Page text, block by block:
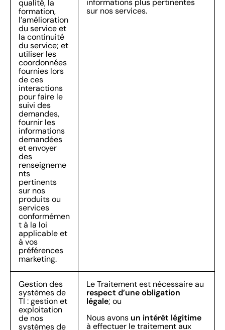
qualité, la
formation,
l’amélioration
du service et
la continuité
du service; et
utiliser les
coordonnées
fournies lors
de ces
interactions
pour faire le
suivi des
demandes,
fournir les
informations
demandées
et envoyer
des
renseigneme
nts
pertinents
sur nos
produits ou
services
conformémen
t à la loi
applicable et
à vos
préférences
marketing.
informations plus pertinentes
sur nos services.
Gestion des
systèmes de
TI : gestion et
exploitation
de nos
systèmes de
Le Traitement est nécessaire au
respect d’une obligation
légale; ou
Nous avons un intérêt légitime
à effectuer le traitement aux